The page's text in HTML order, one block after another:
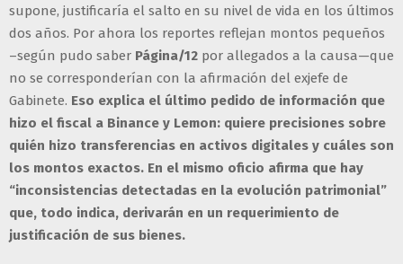
supone, justificaría el salto en su nivel de vida en los últimos
dos años. Por ahora los reportes reflejan montos pequeños
–según pudo saber Página/12 por allegados a la causa—que
no se corresponderían con la afirmación del exjefe de
Gabinete. Eso explica el último pedido de información que
hizo el fiscal a Binance y Lemon: quiere precisiones sobre
quién hizo transferencias en activos digitales y cuáles son
los montos exactos. En el mismo oficio afirma que hay
“inconsistencias detectadas en la evolución patrimonial”
que, todo indica, derivarán en un requerimiento de
justificación de sus bienes.